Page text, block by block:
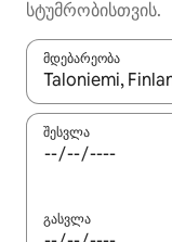
სტუმრობისთვის.
მდებარეობა
როცა შედეგები
შესვლა
გასვლა